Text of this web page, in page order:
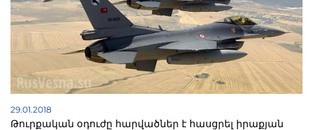
29.01.2018
Թուրքական օդուժը հարվածներ է հասցրել իրաքյան